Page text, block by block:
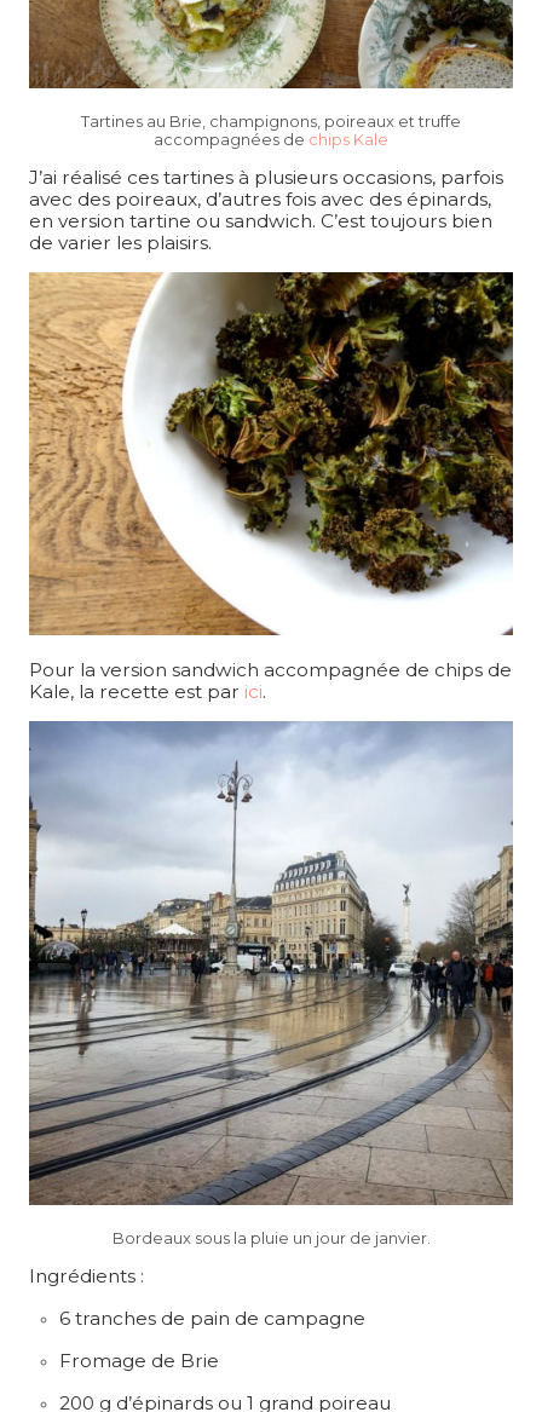
Tartines au Brie, champignons, poireaux et truffe
accompagnées de chips Kale
J’ai réalisé ces tartines à plusieurs occasions, parfois
avec des poireaux, d’autres fois avec des épinards,
en version tartine ou sandwich. C’est toujours bien
de varier les plaisirs.
Pour la version sandwich accompagnée de chips de
Kale, la recette est par ici.
Bordeaux sous la pluie un jour de janvier.
Ingrédients :
6 tranches de pain de campagne
Fromage de Brie
200 g d’épinards ou 1 grand poireau